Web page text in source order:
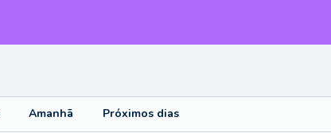
Amanhã Próximos dias